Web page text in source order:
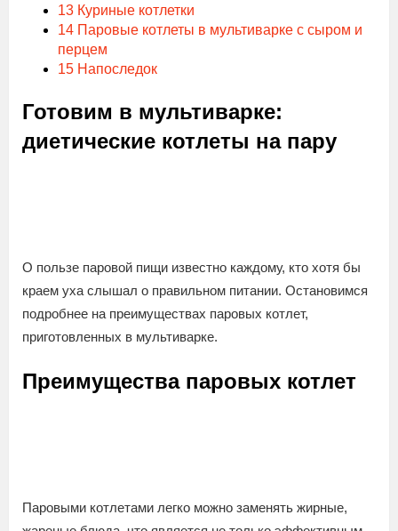
13 Куриные котлетки
14 Паровые котлеты в мультиварке с сыром и
перцем
15 Напоследок
Готовим в мультиварке:
диетические котлеты на пару
О пользе паровой пищи известно каждому, кто хотя бы
краем уха слышал о правильном питании. Остановимся
подробнее на преимуществах паровых котлет,
приготовленных в мультиварке.
Преимущества паровых котлет
Паровыми котлетами легко можно заменять жирные,